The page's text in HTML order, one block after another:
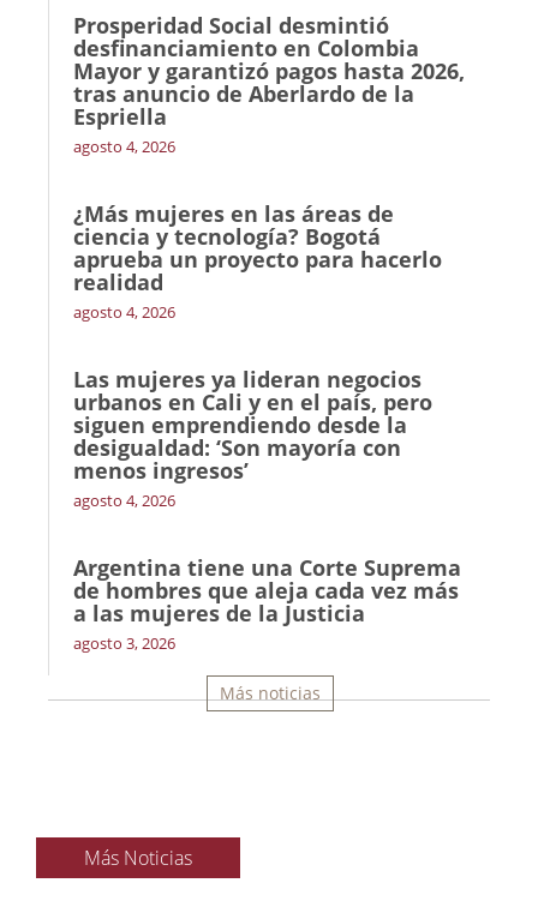
Prosperidad Social desmintió
desfinanciamiento en Colombia
Mayor y garantizó pagos hasta 2026,
tras anuncio de Aberlardo de la
Espriella
agosto 4, 2026
¿Más mujeres en las áreas de
ciencia y tecnología? Bogotá
aprueba un proyecto para hacerlo
realidad
agosto 4, 2026
Las mujeres ya lideran negocios
urbanos en Cali y en el país, pero
siguen emprendiendo desde la
desigualdad: ‘Son mayoría con
menos ingresos’
agosto 4, 2026
Argentina tiene una Corte Suprema
de hombres que aleja cada vez más
a las mujeres de la Justicia
agosto 3, 2026
Más noticias
Más Noticias